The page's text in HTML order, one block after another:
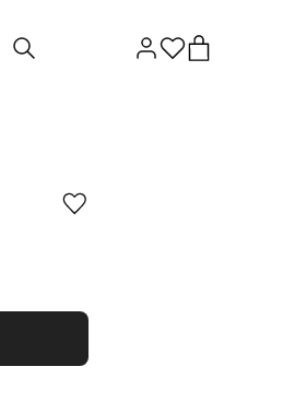
Ürünü
çıkar